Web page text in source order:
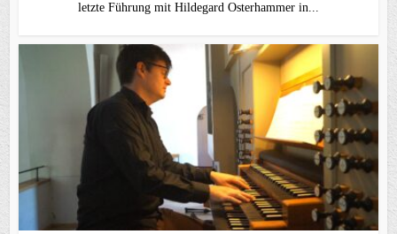
letzte Führung mit Hildegard Osterhammer in...